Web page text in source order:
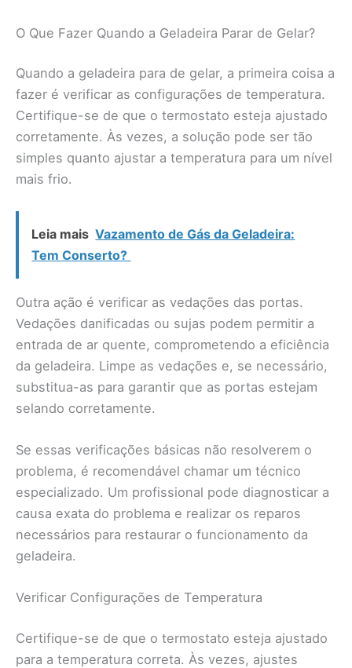
O Que Fazer Quando a Geladeira Parar de Gelar?
Quando a geladeira para de gelar, a primeira coisa a
fazer é verificar as configurações de temperatura.
Certifique-se de que o termostato esteja ajustado
corretamente. Às vezes, a solução pode ser tão
simples quanto ajustar a temperatura para um nível
mais frio.
Leia mais Vazamento de Gás da Geladeira:
Tem Conserto?
Outra ação é verificar as vedações das portas.
Vedações danificadas ou sujas podem permitir a
entrada de ar quente, comprometendo a eficiência
da geladeira. Limpe as vedações e, se necessário,
substitua-as para garantir que as portas estejam
selando corretamente.
Se essas verificações básicas não resolverem o
problema, é recomendável chamar um técnico
especializado. Um profissional pode diagnosticar a
causa exata do problema e realizar os reparos
necessários para restaurar o funcionamento da
geladeira.
Verificar Configurações de Temperatura
Certifique-se de que o termostato esteja ajustado
para a temperatura correta. Às vezes, ajustes